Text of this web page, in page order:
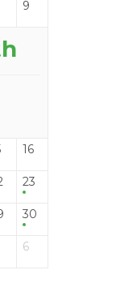
9
16
23
30
6